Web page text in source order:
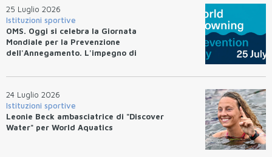
25 Luglio 2026
Istituzioni sportive
OMS. Oggi si celebra la Giornata
Mondiale per la Prevenzione
dell'Annegamento. L'impegno di
24 Luglio 2026
Istituzioni sportive
Leonie Beck ambasciatrice di "Discover
Water" per World Aquatics